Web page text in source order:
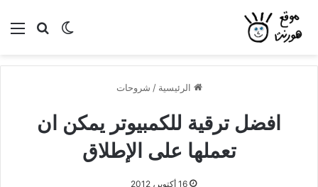
بحثالوضع
الرئيسية / شروحات
افضل ترقية للكمبيوتر يمكن ان
تعملها على الإطلاق
16 أكتوبر، 2012